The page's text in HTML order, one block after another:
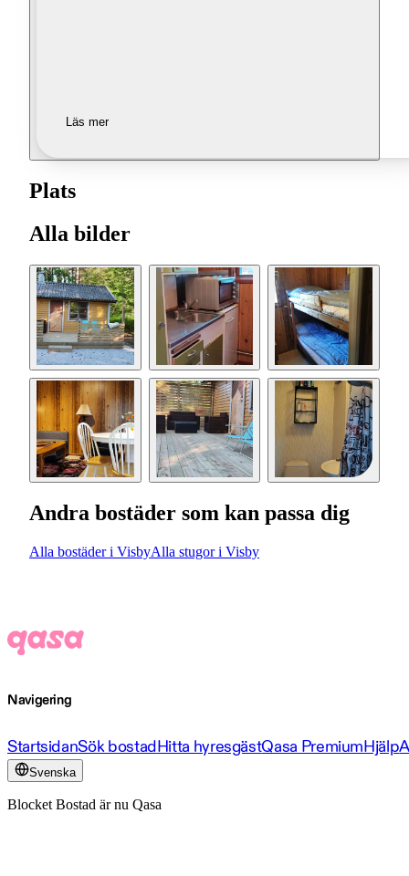
Läs mer
Plats
Alla bilder
Andra bostäder som kan passa dig
Alla bostäder i VisbyAlla stugor i Visby
Navigering
StartsidanSök bostadHitta hyresgästQasa PremiumHjälp
Svenska
Blocket Bostad är nu Qasa